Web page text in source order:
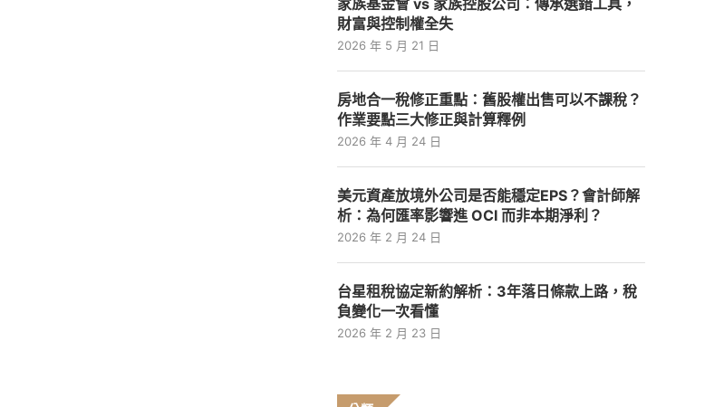
家族基金會 vs 家族控股公司：傳承選錯工具，
財富與控制權全失
2026 年 5 月 21 日
房地合一稅修正重點：舊股權出售可以不課稅？
作業要點三大修正與計算釋例
2026 年 4 月 24 日
美元資產放境外公司是否能穩定EPS？會計師解
析：為何匯率影響進 OCI 而非本期淨利？
2026 年 2 月 24 日
台星租稅協定新約解析：3年落日條款上路，稅
負變化一次看懂
2026 年 2 月 23 日